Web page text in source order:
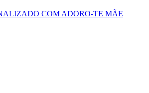
COM ADORO-TE MÃE